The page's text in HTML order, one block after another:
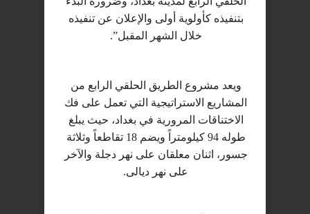
بتنفيذه كأولوية أولى والإعلان عن تنفيذه
خلال الشهر المقبل”.
ويعد مشروع الطريق الحلقي الرابع من
المشاريع الاستراتيجية التي تعمل على فك
الاختناقات المرورية في بغداد، حيث يبلغ
طوله 94 كيلومتراً ويضم 18 تقاطعاً وثلاثة
جسور، اثنان معلقان على نهر دجلة والآخر
على نهر ديالى.